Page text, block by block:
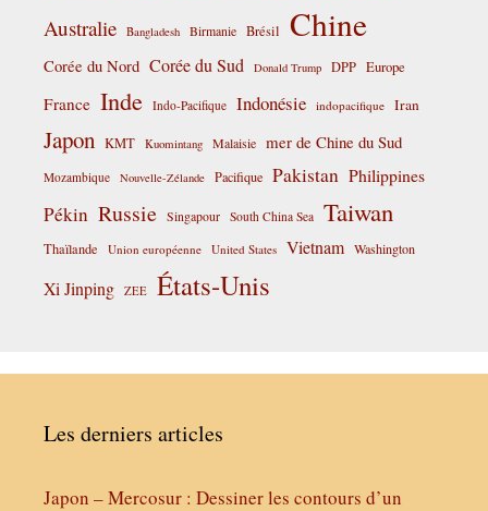
Australie Bangladesh Birmanie Brésil Chine
Corée du Nord Corée du Sud Donald Trump DPP Europe
France Inde Indo-Pacifique Indonésie indopacifique Iran
Japon KMT Kuomintang Malaisie mer de Chine du Sud
Mozambique Nouvelle-Zélande Pacifique Pakistan Philippines
Pékin Russie Singapour South China Sea Taiwan
Thaïlande Union européenne United States Vietnam Washington
Xi Jinping ZEE États-Unis
Les derniers articles
Japon – Mercosur : Dessiner les contours d’un